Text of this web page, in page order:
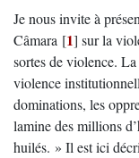
Je nous invite à
Câmara [1] sur la
sortes de violence.
violence
dominations, les
lamine des millions
huilés. » Il est ici